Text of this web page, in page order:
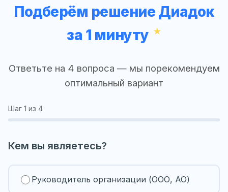
Подберём решение Диадок
за 1 минуту
Ответьте на 4 вопроса — мы порекомендуем
оптимальный вариант
Шаг 1 из 4
Кем вы являетесь?
Руководитель организации (ООО, АО)